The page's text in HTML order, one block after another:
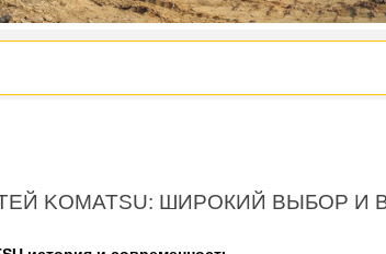
KOMATSU: ШИРОКИЙ ВЫБОР